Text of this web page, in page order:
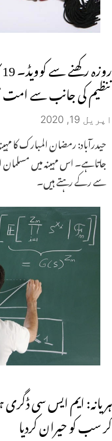
تنظیم کی جانب سے امت
اپریل 19, 2020
حیدرآباد: رمضان المبارک کا
جاتاہے۔ اس مہینہ میں
سے رکے رہتے ہیں۔
ہریانہ: ایم ایس سی ڈگری
کر سب کو حیران کردیا